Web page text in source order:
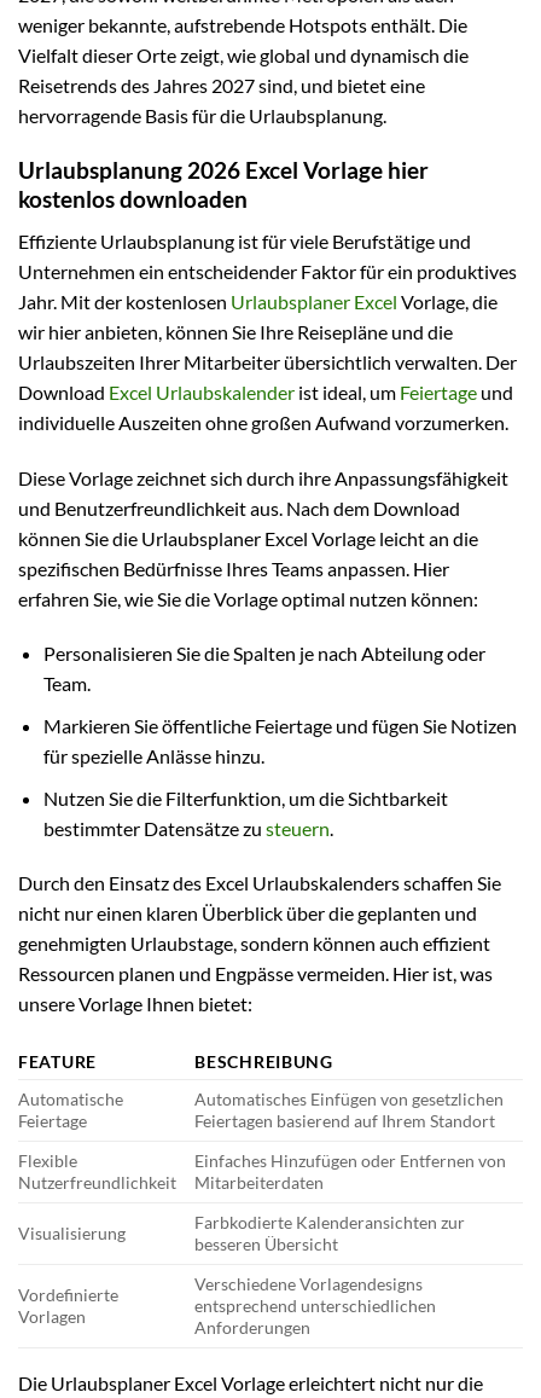
weniger bekannte, aufstrebende Hotspots enthält. Die
Vielfalt dieser Orte zeigt, wie global und dynamisch die
Reisetrends des Jahres 2027 sind, und bietet eine
hervorragende Basis für die Urlaubsplanung.
Urlaubsplanung 2026 Excel Vorlage hier
kostenlos downloaden
Effiziente Urlaubsplanung ist für viele Berufstätige und
Unternehmen ein entscheidender Faktor für ein produktives
Jahr. Mit der kostenlosen Urlaubsplaner Excel Vorlage, die
wir hier anbieten, können Sie Ihre Reisepläne und die
Urlaubszeiten Ihrer Mitarbeiter übersichtlich verwalten. Der
Download Excel Urlaubskalender ist ideal, um Feiertage und
individuelle Auszeiten ohne großen Aufwand vorzumerken.
Diese Vorlage zeichnet sich durch ihre Anpassungsfähigkeit
und Benutzerfreundlichkeit aus. Nach dem Download
können Sie die Urlaubsplaner Excel Vorlage leicht an die
spezifischen Bedürfnisse Ihres Teams anpassen. Hier
erfahren Sie, wie Sie die Vorlage optimal nutzen können:
Personalisieren Sie die Spalten je nach Abteilung oder
Team.
Markieren Sie öffentliche Feiertage und fügen Sie Notizen
für spezielle Anlässe hinzu.
Nutzen Sie die Filterfunktion, um die Sichtbarkeit
bestimmter Datensätze zu steuern
Durch den Einsatz des Excel Urlaubskalenders schaffen Sie
nicht nur einen klaren Überblick über die geplanten und
genehmigten Urlaubstage, sondern können auch effizient
Ressourcen planen und Engpässe vermeiden. Hier ist, was
unsere Vorlage Ihnen bietet:
FEATURE
BESCHREIBUNG
Automatische
Feiertage
Automatisches Einfügen von gesetzlichen
Feiertagen basierend auf Ihrem Standort
Flexible
Nutzerfreundlichkeit
Einfaches Hinzufügen oder Entfernen von
Mitarbeiterdaten
Visualisierung
Farbkodierte Kalenderansichten zur
besseren Übersicht
Vordefinierte
Vorlagen
Verschiedene Vorlagendesigns
entsprechend unterschiedlichen
Anforderungen
Die Urlaubsplaner Excel Vorlage erleichtert nicht nur die